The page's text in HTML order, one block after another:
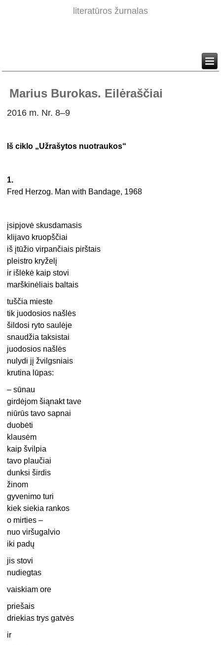
literatūros žurnalas
Marius Burokas. Eilėraščiai
2016 m. Nr. 8–9
Iš ciklo „Užrašytos nuotraukos“
1.
Fred Herzog. Man with Bandage, 1968
įsipjovė skusdamasis
klijavo kruopščiai
iš įtūžio virpančiais pirštais
pleistro kryželį
ir išlėkė kaip stovi
marškinėliais baltais
tuščia mieste
tik juodosios našlės
šildosi ryto saulėje
snaudžia taksistai
juodosios našlės
nulydi jį žvilgsniais
krutina lūpas:
– sūnau
girdėjom šiąnakt tave
niūrūs tavo sapnai
duobėti
klausėm
kaip švilpia
tavo plaučiai
dunksi širdis
žinom
gyvenimo turi
kiek siekia rankos
o mirties –
nuo viršugalvio
iki padų
jis stovi
nudiegtas
vaiskiam ore
priešais
driekias trys gatvės
ir